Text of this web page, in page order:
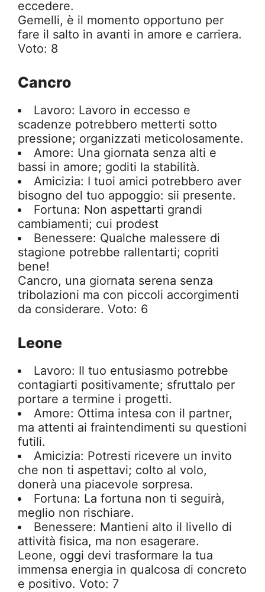
eccedere.
Gemelli, è il momento opportuno per
fare il salto in avanti in amore e carriera.
Voto: 8
Cancro
Lavoro: Lavoro in eccesso e
scadenze potrebbero metterti sotto
pressione; organizzati meticolosamente.
Amore: Una giornata senza alti e
bassi in amore; goditi la stabilità.
Amicizia: I tuoi amici potrebbero aver
bisogno del tuo appoggio: sii presente.
Fortuna: Non aspettarti grandi
cambiamenti; cui prodest
Benessere: Qualche malessere di
stagione potrebbe rallentarti; copriti
bene!
Cancro, una giornata serena senza
tribolazioni ma con piccoli accorgimenti
da considerare. Voto: 6
Leone
Lavoro: Il tuo entusiasmo potrebbe
contagiarti positivamente; sfruttalo per
portare a termine i progetti.
Amore: Ottima intesa con il partner,
ma attenti ai fraintendimenti su questioni
futili.
Amicizia: Potresti ricevere un invito
che non ti aspettavi; colto al volo,
donerà una piacevole sorpresa.
Fortuna: La fortuna non ti seguirà,
meglio non rischiare.
Benessere: Mantieni alto il livello di
attività fisica, ma non esagerare.
Leone, oggi devi trasformare la tua
immensa energia in qualcosa di concreto
e positivo. Voto: 7